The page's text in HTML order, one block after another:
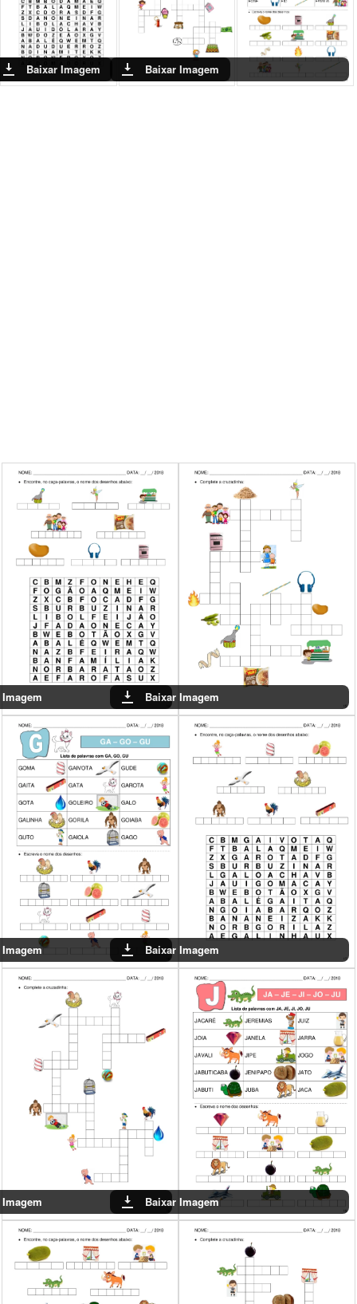
Baixar Imagem Baixar Imagem Baixar
Baixar Imagem
Baixar Imagem
Baixar Imagem Baixar Imagem